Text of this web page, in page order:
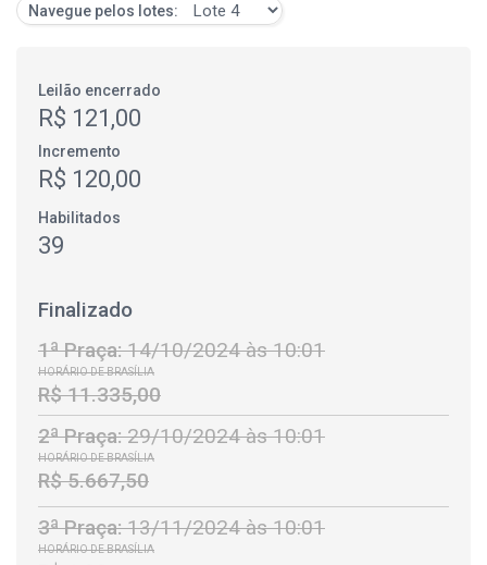
Navegue pelos lotes:
Leilão encerrado
R$ 121,00
Incremento
R$ 120,00
Habilitados
39
Finalizado
1ª Praça:14/10/2024 às 10:01
HORÁRIO DE BRASÍLIA
R$ 11.335,00
2ª Praça:29/10/2024 às 10:01
HORÁRIO DE BRASÍLIA
R$ 5.667,50
3ª Praça:13/11/2024 às 10:01
HORÁRIO DE BRASÍLIA